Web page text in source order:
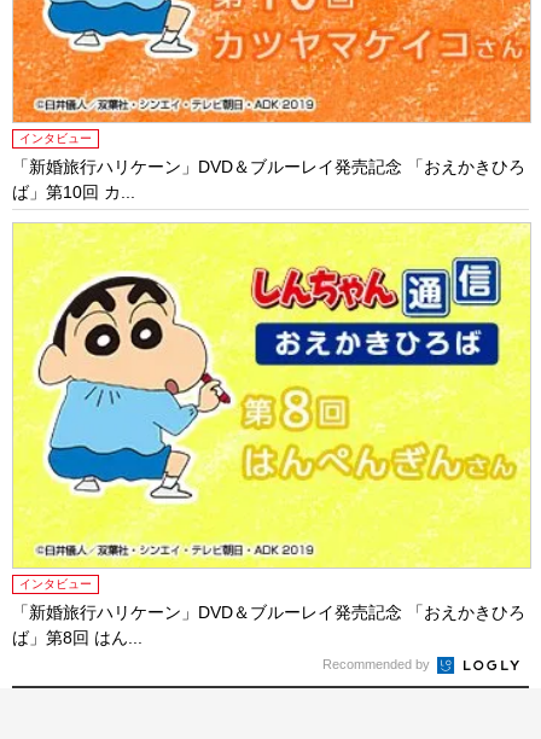
インタビュー
「新婚旅行ハリケーン」DVD＆ブルーレイ発売記念 「おえかきひろ
ば」第10回 カ...
インタビュー
「新婚旅行ハリケーン」DVD＆ブルーレイ発売記念 「おえかきひろ
ば」第8回 はん...
Recommended by